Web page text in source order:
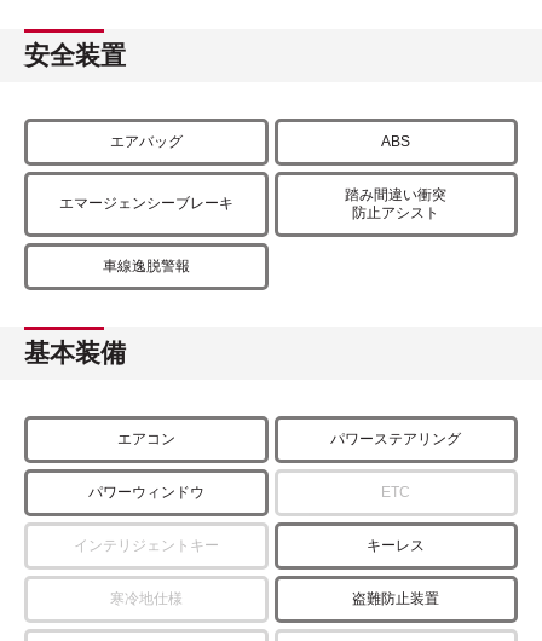
安全装置
エアバッグ ABS
エマージェンシーブレーキ
踏み間違い衝突
防止アシスト
車線逸脱警報
基本装備
エアコン パワーステアリング
パワーウィンドウ ETC
インテリジェントキー キーレス
寒冷地仕様 盗難防止装置